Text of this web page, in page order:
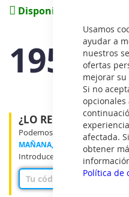
Usamos
ayudar a
nuestros
ofertas
mejorar su
Si no
opcionales
afectada.
obtener
Política de
Disponible
195€
¿LO RECIBIRÉ
Podemos entregar tu
MAÑANA, MEDIO DÍA o TARDE
Introduce tu código postal
de
imágenes